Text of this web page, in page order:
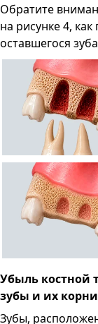
Обратите
на рисунке 4,
оставшегося
Убыль костной
зубы и их
Зубы,